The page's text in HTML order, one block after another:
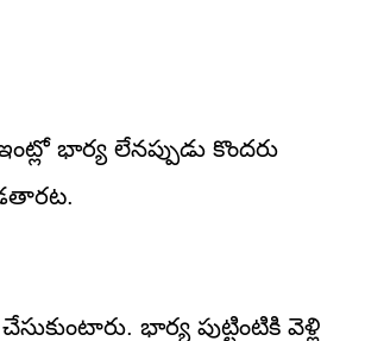
భార్య లేనప్పుడు కొందరు
భార్య పుట్టింటికి వెళ్లి